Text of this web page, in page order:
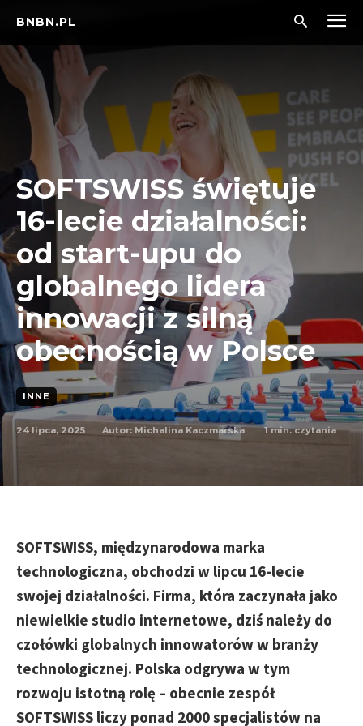
BNBN.PL
SOFTSWISS świętuje
16-lecie działalności:
od start-upu do
globalnego lidera
innowacji z silną
obecnością w Polsce
INNE
24 lipca, 2025 Autor: Michalina Kaczmarska 1min. czytania
SOFTSWISS, międzynarodowa marka
technologiczna, obchodzi w lipcu 16-lecie
swojej działalności. Firma, która zaczynała jako
niewielkie studio internetowe, dziś należy do
czołówki globalnych innowatorów w branży
technologicznej. Polska odgrywa w tym
rozwoju istotną rolę – obecnie zespół
SOFTSWISS liczy ponad 2000 specjalistów na